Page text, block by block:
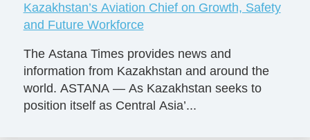
Kazakhstan’s Aviation Chief on Growth, Safety
and Future Workforce
The Astana Times provides news and
information from Kazakhstan and around the
world. ASTANA — As Kazakhstan seeks to
position itself as Central Asia’...